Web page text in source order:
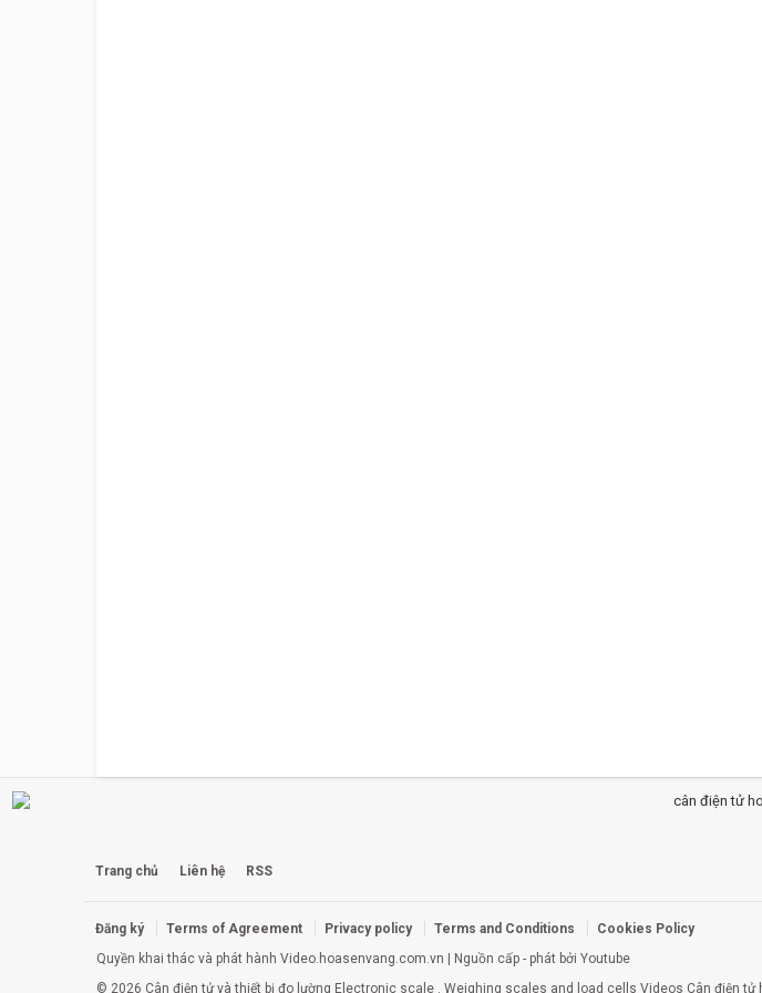
Trang chủ Liên hệ RSS
Đăng ký Terms of Agreement Privacy policy Terms and Conditions
Cookies Policy
Quyền khai thác và phát hành Video.hoasenvang.com.vn | Nguồn cấp - phát bởi Youtube
© 2026 Cân điện tử và thiết bị đo lường Electronic scale . Weighing scales and load cells Videos Cân điện tử